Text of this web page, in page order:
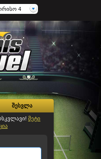
4
შესვლა
მეტი